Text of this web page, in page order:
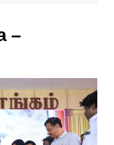
–